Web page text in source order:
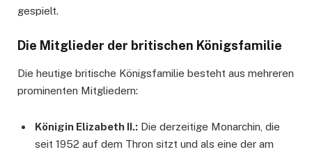
gespielt.
Die Mitglieder der britischen Königsfamilie
Die heutige britische Königsfamilie besteht aus mehreren
prominenten Mitgliedern:
Königin Elizabeth II.: Die derzeitige Monarchin, die
seit 1952 auf dem Thron sitzt und als eine der am